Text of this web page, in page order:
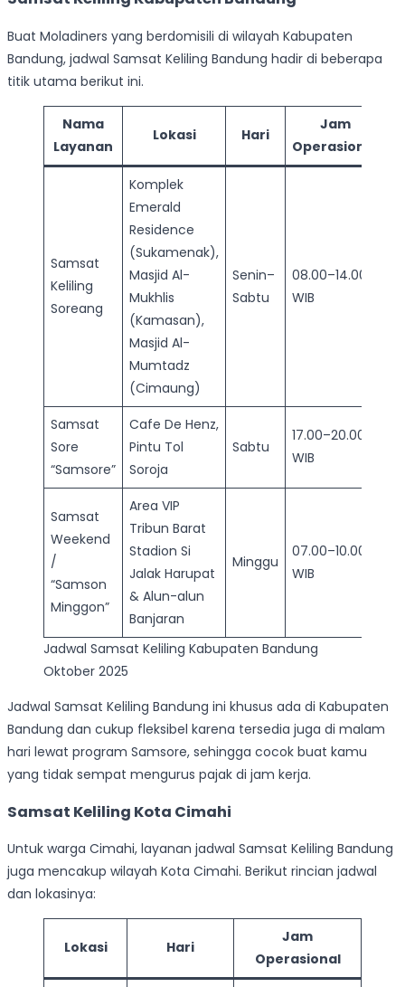
Buat Moladiners yang berdomisili di wilayah Kabupaten
Bandung, jadwal Samsat Keliling Bandung hadir di beberapa
titik utama berikut ini.
Nama
Layanan
Lokasi Hari
Jam
Operasional
Samsat
Keliling
Soreang
Komplek
Emerald
Residence
(Sukamenak),
Masjid Al-
Mukhlis
(Kamasan),
Masjid Al-
Mumtadz
(Cimaung)
Senin–
Sabtu
08.00–14.00
WIB
Samsat
Sore
“Samsore”
Cafe De Henz,
Pintu Tol
Soroja
Sabtu
17.00–20.00
WIB
Samsat
Weekend
/
“Samson
Minggon”
Area VIP
Tribun Barat
Stadion Si
Jalak Harupat
& Alun-alun
Banjaran
Minggu
07.00–10.00
WIB
Jadwal Samsat Keliling Kabupaten Bandung
Oktober 2025
Jadwal Samsat Keliling Bandung ini khusus ada di Kabupaten
Bandung dan cukup fleksibel karena tersedia juga di malam
hari lewat program Samsore, sehingga cocok buat kamu
yang tidak sempat mengurus pajak di jam kerja.
Samsat Keliling Kota Cimahi
Untuk warga Cimahi, layanan jadwal Samsat Keliling Bandung
juga mencakup wilayah Kota Cimahi. Berikut rincian jadwal
dan lokasinya:
Lokasi Hari
Jam
Operasional